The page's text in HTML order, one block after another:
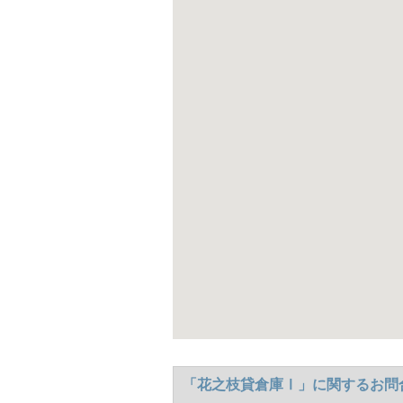
「花之枝貸倉庫Ⅰ」に関するお問